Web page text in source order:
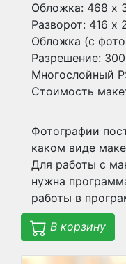
Обложка: 468 х
Разворот: 416 х
Обложка (с
Разрешение:
Многослойный
Стоимость
Фотографии
каком виде
Для работы с
нужна
работы в
В корзину